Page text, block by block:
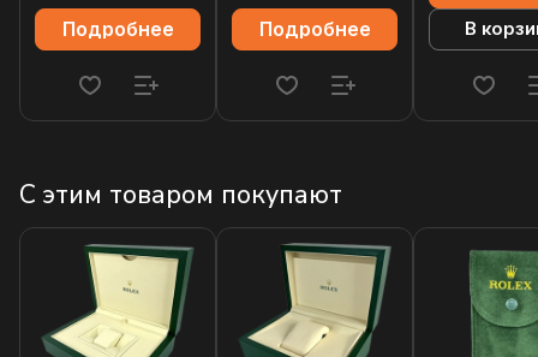
Подробнее Подробнее
В
С этим товаром покупают